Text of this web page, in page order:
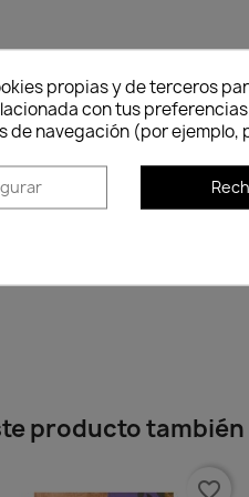
Política
Envío peninsular,
producto
favorite_border
propias y de terceros
con tus
de navegación (por ejemplo,